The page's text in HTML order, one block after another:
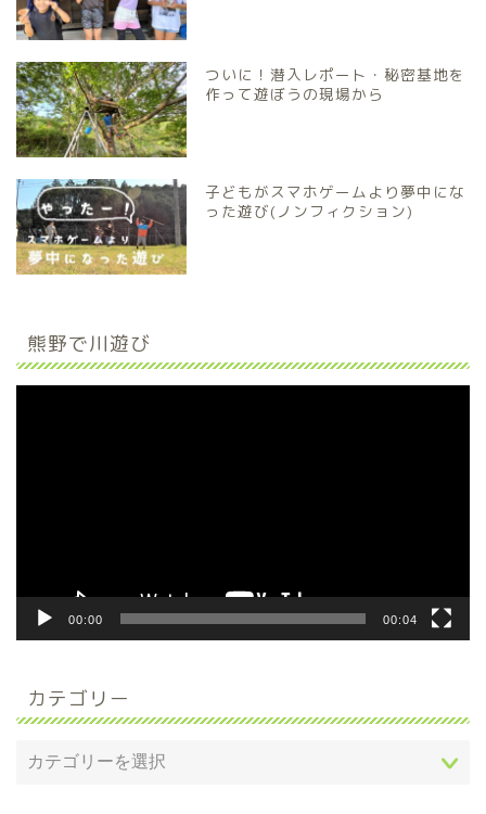
ついに！潜入レポート・秘密基地を
作って遊ぼうの現場から
子どもがスマホゲームより夢中にな
った遊び(ノンフィクション)
熊野で川遊び
00:00 00:04
カテゴリー